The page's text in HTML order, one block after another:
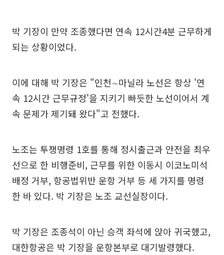
박 기장이 만약 조종했다면 연속 12시간4분 근무하게
되는 상황이었다.
이에 대해 박 기장은 "인천∼마닐라 노선은 항상 '연
속 12시간 근무규정'을 지키기 빠듯한 노선이어서 계
속 문제가 제기돼 왔다"고 전했다.
노조는 투쟁명령 1호를 통해 정시출근과 안전을 최우
선으로 한 비행준비, 근무를 위한 이동시 이코노미석
배정 거부, 항공법위반 운항 거부 등 세 가지를 명령
한 바 있다. 박 기장은 노조 교선실장이다.
박 기장은 조종석이 아닌 승객 좌석에 앉아 귀국했고,
대한항공은 박 기장을 운항본부로 대기발령했다.